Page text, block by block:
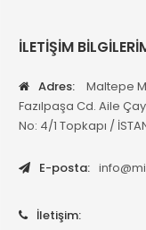
İLETİŞİM
Adres:
Maltepe
Fazılpaşa Cd. Aile
No: 4/1 Topkapı /
E-posta:
İletişim: